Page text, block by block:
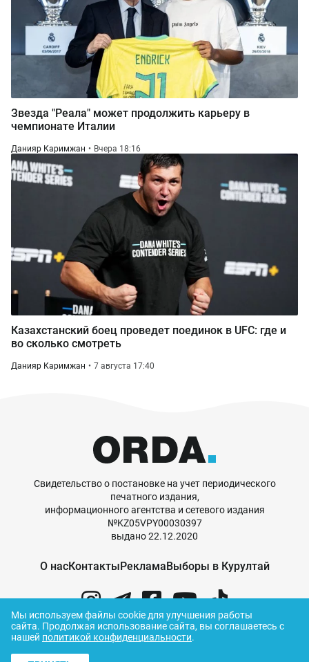
Звезда "Реала" может продолжить карьеру в
чемпионате Италии
Данияр Каримжан Вчера 18:16
Казахстанский боец проведет поединок в UFC: где и
во сколько смотреть
Данияр Каримжан 7 августа 17:40
Свидетельство о постановке на учет периодического
печатного издания,
информационного агентства и сетевого издания
№KZ05VPY00030397
выдано 22.12.2020
О насКонтактыРекламаВыборы в Курултай
© ORDA,2026.Правила использования
Мы используем файлы cookie для улучшения работы
сайта. Продолжая использование сайта, вы соглашаетесь с
нашей политикой конфиденциальности.